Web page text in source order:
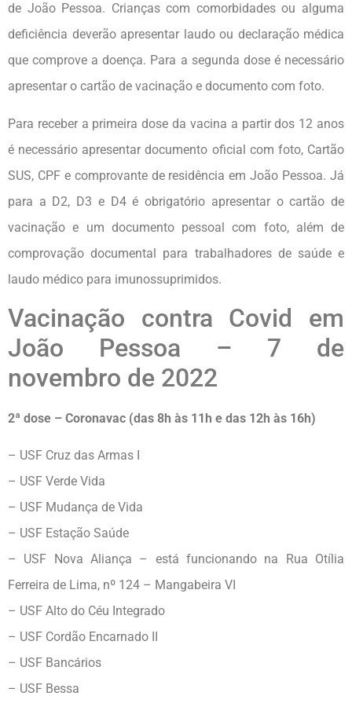
de João Pessoa. Crianças com comorbidades ou alguma
deficiência deverão apresentar laudo ou declaração médica
que comprove a doença. Para a segunda dose é necessário
apresentar o cartão de vacinação e documento com foto.
Para receber a primeira dose da vacina a partir dos 12 anos
é necessário apresentar documento oficial com foto, Cartão
SUS, CPF e comprovante de residência em João Pessoa. Já
para a D2, D3 e D4 é obrigatório apresentar o cartão de
vacinação e um documento pessoal com foto, além de
comprovação documental para trabalhadores de saúde e
laudo médico para imunossuprimidos.
Vacinação contra Covid em
João Pessoa – 7 de
novembro de 2022
2ª dose – Coronavac (das 8h às 11h e das 12h às 16h)
– USF Cruz das Armas I
– USF Verde Vida
– USF Mudança de Vida
– USF Estação Saúde
– USF Nova Aliança – está funcionando na Rua Otília
Ferreira de Lima, nº 124 – Mangabeira VI
– USF Alto do Céu Integrado
– USF Cordão Encarnado II
– USF Bancários
– USF Bessa